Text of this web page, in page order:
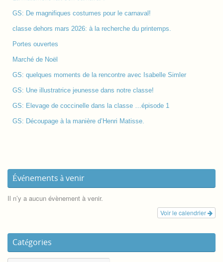
GS: De magnifiques costumes pour le carnaval!
classe dehors mars 2026: à la recherche du printemps.
Portes ouvertes
Marché de Noël
GS: quelques moments de la rencontre avec Isabelle Simler
GS: Une illustratrice jeunesse dans notre classe!
GS: Elevage de coccinelle dans la classe …épisode 1
GS: Découpage à la manière d’Henri Matisse.
Événements à venir
Il n’y a aucun évènement à venir.
Voir le calendrier
Catégories